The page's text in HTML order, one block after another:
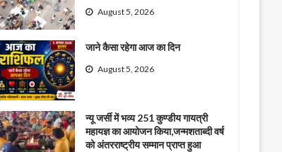
August 5, 2026
जाने कैसा रहेगा आज का दिन
August 5, 2026
न्यू जर्सी में भव्य 251 कुण्डीय गायत्री
महायज्ञ का आयोजन किया,जन्मशताब्दी वर्ष
को अंतरराष्ट्रीय सम्मान प्राप्त हुआ